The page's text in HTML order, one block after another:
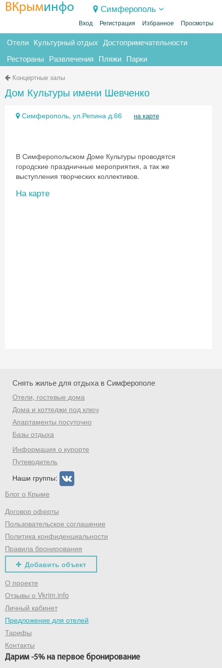
ВКрыминфо Симферополь
Вход Регистрация Избранное Просмотры
Отели Культурный отдых Достопримечательности
Рестораны Развлечения Пляжи Парки
Концертные залы
Дом Культуры имени Шевченко
Симферополь, ул.Репина д.66 на карте
В Симферопольском Доме Культуры проводятся
городские праздничные мероприятия, а так же
выступления творческих коллективов.
На карте
Снять жилье для отдыха в Симферополе
Отели, гостевые дома
Дома и коттеджи под ключ
Апартаменты посуточно
Базы отдыха
Информация о курорте
Путеводитель
Наши группы:
Блог о Крыме
Договор оферты
Пользовательское соглашение
Политика конфиденциальности
Правила бронирования
Добавить объект
О проекте
Отзывы о Vkrim.info
Личный кабинет
Предложение для отелей
Тарифы
Контакты
Дарим -5% на первое бронирование
Скидка −5%
Хочешь дешевле? Оставь почту и получи